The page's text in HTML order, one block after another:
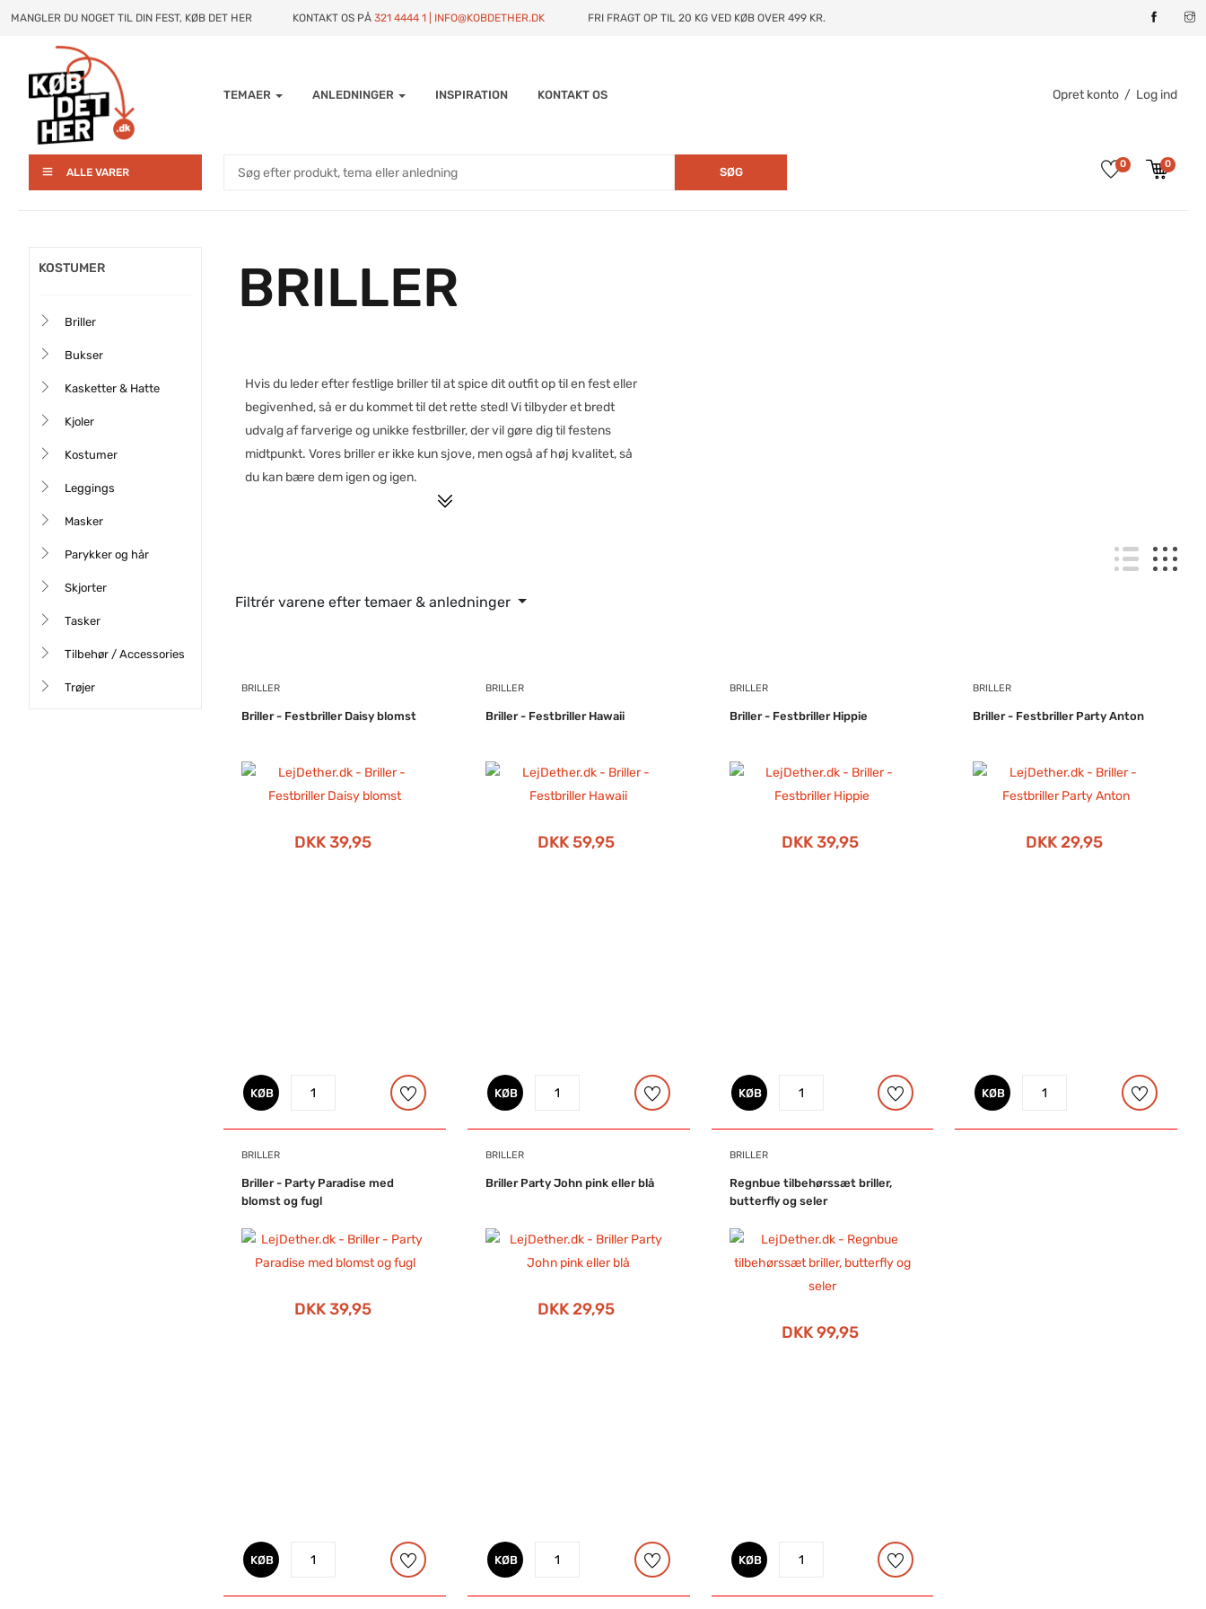
MANGLER DU NOGET TIL DIN FEST, KØB DET HER KONTAKT OS PÅ 321 4444 1 | INFO@KOBDETHER.DK FRI FRAGT OP TIL 20 KG VED KØB OVER 499 KR.
TEMAER ANLEDNINGER INSPIRATION KONTAKT OS Opret konto / Log ind
ALLE VARER SØG
0 0
KOSTUMER
Briller
Bukser
Kasketter & Hatte
Kjoler
Kostumer
Leggings
Masker
Parykker og hår
Skjorter
Tasker
Tilbehør / Accessories
Trøjer
BRILLER
Hvis du leder efter festlige briller til at spice dit outfit op til en fest eller
begivenhed, så er du kommet til det rette sted! Vi tilbyder et bredt
udvalg af farverige og unikke festbriller, der vil gøre dig til festens
midtpunkt. Vores briller er ikke kun sjove, men også af høj kvalitet, så
du kan bære dem igen og igen.
Filtrér varene efter temaer & anledninger
BRILLER
Briller - Festbriller Daisy blomst
DKK 39,95
KØB
BRILLER
Briller - Festbriller Hawaii
DKK 59,95
KØB
BRILLER
Briller - Festbriller Hippie
DKK 39,95
KØB
BRILLER
Briller - Festbriller Party Anton
DKK 29,95
KØB
BRILLER
Briller - Party Paradise med
blomst og fugl
DKK 39,95
KØB
BRILLER
Briller Party John pink eller blå
DKK 29,95
KØB
BRILLER
Regnbue tilbehørssæt briller,
butterfly og seler
DKK 99,95
KØB